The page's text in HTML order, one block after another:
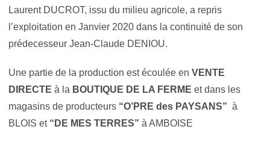
Laurent DUCROT, issu du milieu agricole, a repris
l’exploitation en Janvier 2020 dans la continuité de son
prédecesseur Jean-Claude DENIOU.
Une partie de la production est écoulée en VENTE
DIRECTE à la BOUTIQUE DE LA FERME et dans les
magasins de producteurs “O’PRE des PAYSANS” à
BLOIS et “ DE MES TERRES” à AMBOISE